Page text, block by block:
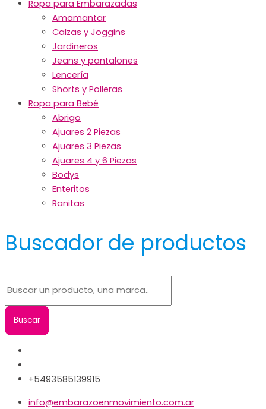
Ropa para Embarazadas
Amamantar
Calzas y Joggins
Jardineros
Jeans y pantalones
Lencería
Shorts y Polleras
Ropa para Bebé
Abrigo
Ajuares 2 Piezas
Ajuares 3 Piezas
Ajuares 4 y 6 Piezas
Bodys
Enteritos
Ranitas
Buscador de productos
+5493585139915
info@embarazoenmovimiento.com.ar